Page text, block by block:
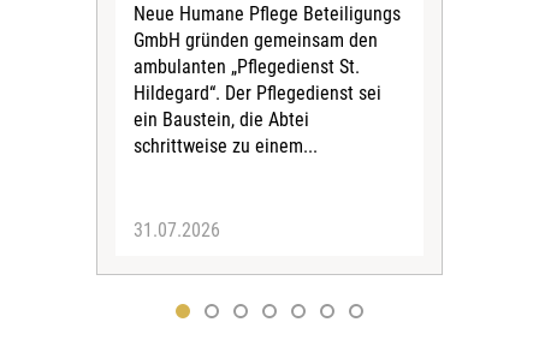
Neue Humane Pflege Beteiligungs
GmbH gründen gemeinsam den
ambulanten „Pflegedienst St.
Hildegard“. Der Pflegedienst sei
ein Baustein, die Abtei
schrittweise zu einem...
31.07.2026